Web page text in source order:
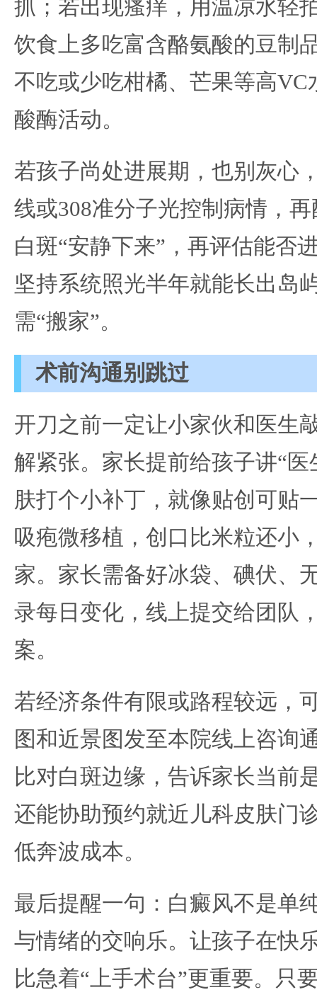
抓；若出现瘙痒，用温凉水轻
饮食上多吃富含酪氨酸的豆制
不吃或少吃柑橘、芒果等高VC
酸酶活动。
若孩子尚处进展期，也别灰心
线或308准分子光控制病情，
白斑“安静下来”，再评估能否
坚持系统照光半年就能长出岛
需“搬家”。
术前沟通别跳过
开刀之前一定让小家伙和医生
解紧张。家长提前给孩子讲“
肤打个小补丁，就像贴创可贴
吸疱微移植，创口比米粒还小
家。家长需备好冰袋、碘伏、
录每日变化，线上提交给团队
案。
若经济条件有限或路程较远，
图和近景图发至本院线上咨询
比对白斑边缘，告诉家长当前
还能协助预约就近儿科皮肤门
低奔波成本。
最后提醒一句：白癜风不是单
与情绪的交响乐。让孩子在快
比急着“上手术台”更重要。只